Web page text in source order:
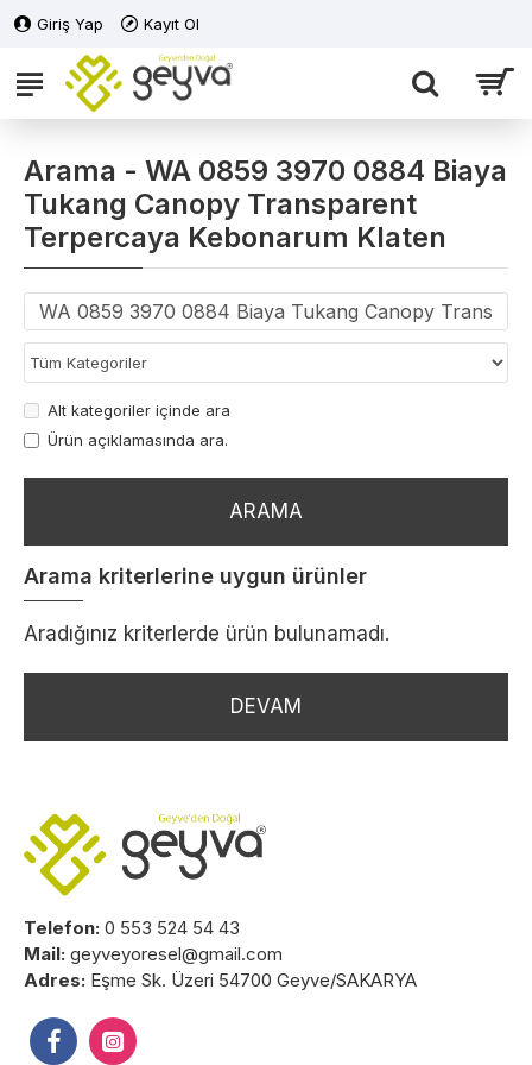
Giriş Yap Kayıt Ol
Arama - WA 0859 3970 0884 Biaya
Tukang Canopy Transparent
Terpercaya Kebonarum Klaten
Alt kategoriler içinde ara
Ürün açıklamasında ara.
ARAMA
Arama kriterlerine uygun ürünler
Aradığınız kriterlerde ürün bulunamadı.
DEVAM
Telefon: 0 553 524 54 43
Mail: geyveyoresel@gmail.com
Adres: Eşme Sk. Üzeri 54700 Geyve/SAKARYA